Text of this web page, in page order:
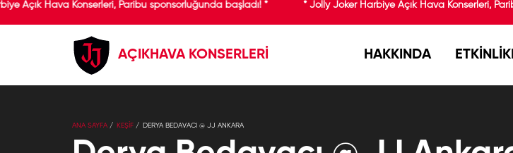
Açık Hava Konserleri, Paribu sponsorluğunda başladı! * * Jolly Joker Harbiye Açık Hava Konserleri,
AÇIKHAVA KONSERLERİ HAKKINDA
ANA SAYFA KEŞİF DERYA BEDAVACI @ JJ ANKARA